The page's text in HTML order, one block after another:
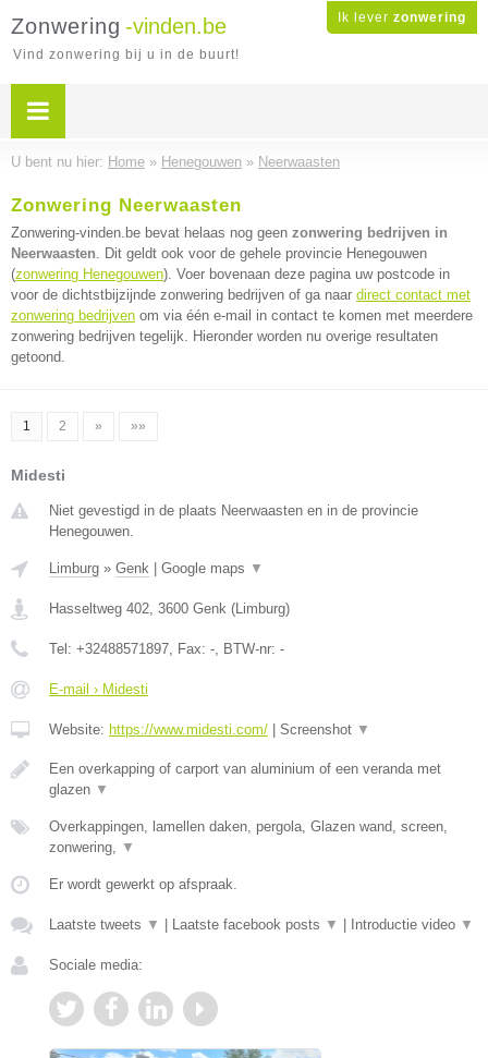
Ik lever zonwering
Zonwering -vinden.be
Vind zonwering bij u in de buurt!
U bent nu hier: Home » Henegouwen » Neerwaasten
Zonwering Neerwaasten
Zonwering-vinden.be bevat helaas nog geen zonwering bedrijven in
Neerwaasten. Dit geldt ook voor de gehele provincie Henegouwen
(zonwering Henegouwen). Voer bovenaan deze pagina uw postcode in
voor de dichtstbijzijnde zonwering bedrijven of ga naar direct contact met
zonwering bedrijven om via één e-mail in contact te komen met meerdere
zonwering bedrijven tegelijk. Hieronder worden nu overige resultaten
getoond.
1 2 » »»
Midesti
Niet gevestigd in de plaats Neerwaasten en in de provincie
Henegouwen.
Limburg » Genk Google maps ▼
Hasseltweg 402, 3600 Genk (Limburg)
Tel: +32488571897, Fax: -, BTW-nr: -
E-mail › Midesti
Website: https://www.midesti.com/ Screenshot ▼
Een overkapping of carport van aluminium of een veranda met
glazen ▼
Overkappingen, lamellen daken, pergola, Glazen wand, screen,
zonwering, ▼
Er wordt gewerkt op afspraak.
Laatste tweets ▼ Laatste facebook posts ▼ Introductie video ▼
Sociale media: